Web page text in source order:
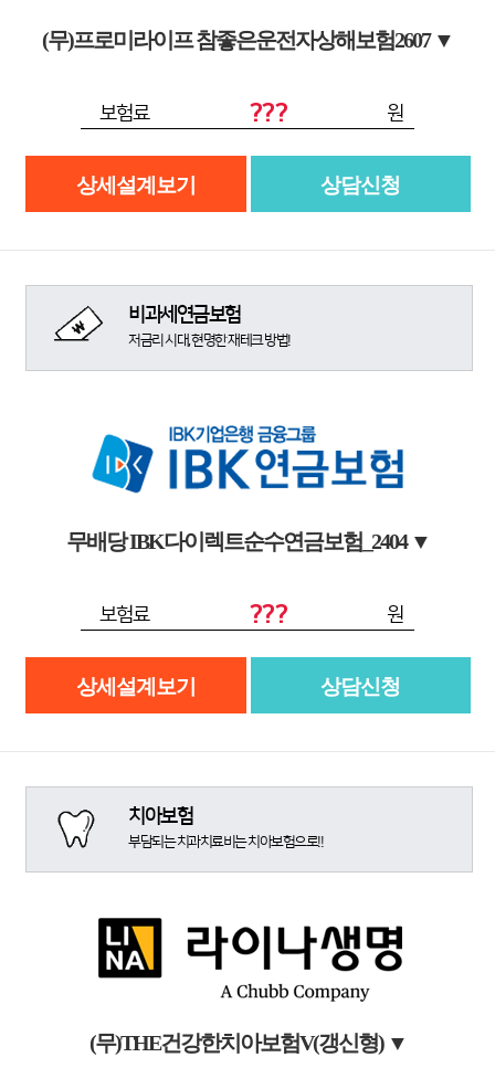
(무)프로미라이프 참좋은운전자상해보험2607 ▼
보험료 ??? 원
상세설계보기 상담신청
비과세연금보험
저금리 시대, 현명한 재테크 방법!
무배당 IBK다이렉트순수연금보험_2404 ▼
보험료 ??? 원
상세설계보기 상담신청
치아보험
부담되는 치과치료비는 치아보험으로!!
(무)THE건강한치아보험V(갱신형) ▼